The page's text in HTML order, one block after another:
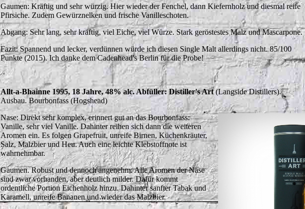
Gaumen: Kräftig und sehr würzig. Hier wieder der Fenchel, dann Kiefernholz und diesmal reife
Pfirsiche. Zudem Gewürznelken und frische Vanilleschoten.
Abgang: Sehr lang, sehr kräftig, viel Eiche, viel Würze. Stark geröstestes Malz und Mascarpone.
Fazit: Spannend und lecker, verdünnen würde ich diesen Single Malt allerdings nicht.85/100
Punkte (2015). Ich danke dem Cadenhead's Berlin für die Probe!
Allt-a-Bhainne 1995, 18 Jahre, 48% alc. Abfüller: Distiller's Art(Langside Distillers).
Ausbau. Bourbonfass (Hogshead)
Nase: Direkt sehr komplex, erinnert gut an das Bourbonfass:
Vanille, sehr viel Vanille. Dahinter reihen sich dann die weiteren
Aromen ein. Es folgen Grapefruit, unreife Birnen, Küchenkräuter,
Salz, Malzbier und Heu. Auch eine leichte Klebstoffnote ist
wahrnehmbar.
Gaumen. Robust und dennoch angenehm. Alle Aromen der Nase
sind zwar vorhanden, aber deutlich milder. Dafür kommt
ordentliche Portion Eichenholz hinzu. Dahinter sanfter Tabak und
Karamell, unreife Bananen und wieder das Malzbier.